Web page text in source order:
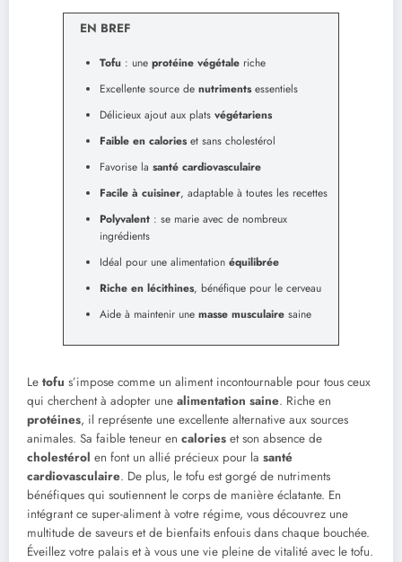
EN BREF
Tofu : une protéine végétale riche
Excellente source de nutrimentsessentiels
Délicieux ajout aux plats végétariens
Faible en calorieset sans cholestérol
Favorise la santé cardiovasculaire
Facile à cuisiner, adaptable à toutes les recettes
Polyvalent : se marie avec de nombreux
ingrédients
Idéal pour une alimentation équilibrée
Riche en lécithines, bénéfique pour le cerveau
Aide à maintenir une masse musculaire saine
Le tofu s’impose comme un aliment incontournable pour tous ceux
qui cherchent à adopter une alimentation saine. Riche en
protéines, il représente une excellente alternative aux sources
animales. Sa faible teneur en calories et son absence de
cholestérol en font un allié précieux pour la santé
cardiovasculaire. De plus, le tofu est gorgé de nutriments
bénéfiques qui soutiennent le corps de manière éclatante. En
intégrant ce super-aliment à votre régime, vous découvrez une
multitude de saveurs et de bienfaits enfouis dans chaque bouchée.
Éveillez votre palais et à vous une vie pleine de vitalité avec le tofu.